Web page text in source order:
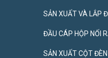
SẢN XUẤT VÀ LẮP
ĐẦU CÁP HỘP NỐI
SẢN XUẤT CỘT